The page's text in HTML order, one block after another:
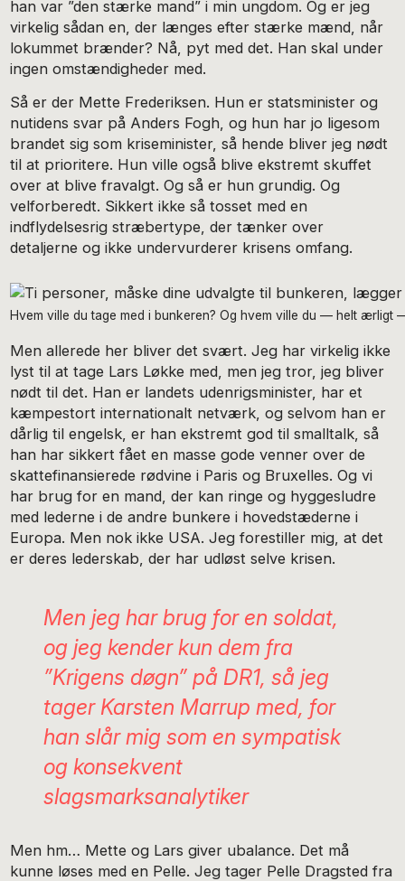
han var ”den stærke mand” i min ungdom. Og er jeg
virkelig sådan en, der længes efter stærke mænd, når
lokummet brænder? Nå, pyt med det. Han skal under
ingen omstændigheder med.
Så er der Mette Frederiksen. Hun er statsminister og
nutidens svar på Anders Fogh, og hun har jo ligesom
brandet sig som kriseminister, så hende bliver jeg nødt
til at prioritere. Hun ville også blive ekstremt skuffet
over at blive fravalgt. Og så er hun grundig. Og
velforberedt. Sikkert ikke så tosset med en
indflydelsesrig stræbertype, der tænker over
detaljerne og ikke undervurderer krisens omfang.
Hvem ville du tage med i bunkeren? Og hvem ville du — helt ærligt
Men allerede her bliver det svært. Jeg har virkelig ikke
lyst til at tage Lars Løkke med, men jeg tror, jeg bliver
nødt til det. Han er landets udenrigsminister, har et
kæmpestort internationalt netværk, og selvom han er
dårlig til engelsk, er han ekstremt god til smalltalk, så
han har sikkert fået en masse gode venner over de
skattefinansierede rødvine i Paris og Bruxelles. Og vi
har brug for en mand, der kan ringe og hyggesludre
med lederne i de andre bunkere i hovedstæderne i
Europa. Men nok ikke USA. Jeg forestiller mig, at det
er deres lederskab, der har udløst selve krisen.
Men jeg har brug for en soldat,
og jeg kender kun dem fra
”Krigens døgn” på DR1, så jeg
tager Karsten Marrup med, for
han slår mig som en sympatisk
og konsekvent
slagsmarksanalytiker
Men hm… Mette og Lars giver ubalance. Det må
kunne løses med en Pelle. Jeg tager Pelle Dragsted fra